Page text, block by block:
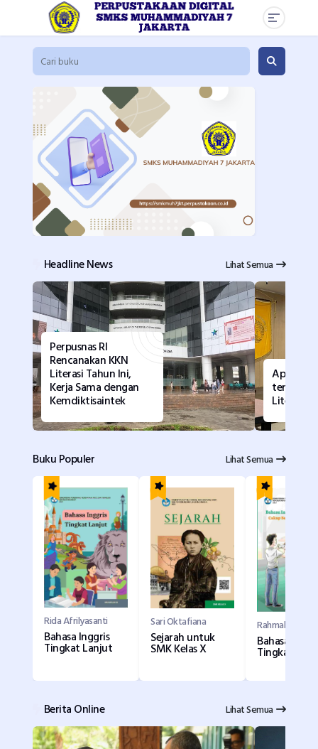
Headline News Lihat Semua
Perpusnas RI
Rencanakan KKN
Literasi Tahun Ini,
Kerja Sama dengan
Kemdiktisaintek
Apa
tentang
Literasi?
Buku Populer Lihat Semua
Rida Afrilyasanti
Bahasa Inggris
Tingkat Lanjut
Sari Oktafiana
Sejarah untuk
SMK Kelas X
Rahmah
Bahasa
Tingkat
Berita Online Lihat Semua